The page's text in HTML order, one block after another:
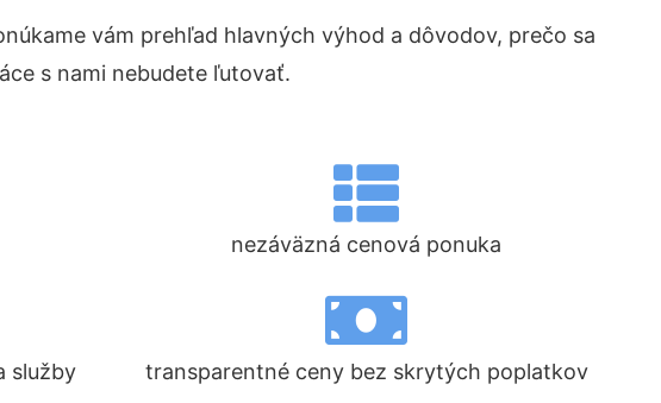
vám prehľad hlavných výhod a dôvodov, prečo sa
s nami nebudete ľutovať.
nezáväzná cenová ponuka
služby transparentné ceny bez skrytých poplatkov